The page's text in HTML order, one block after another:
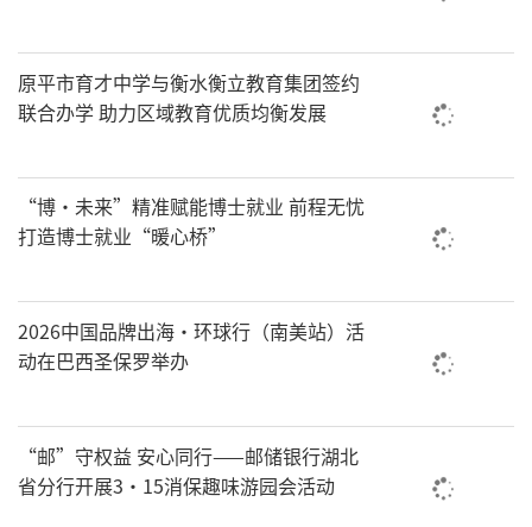
​原平市育才中学与衡水衡立教育集团签约
联合办学 助力区域教育优质均衡发展
“博·未来”精准赋能博士就业 前程无忧
打造博士就业“暖心桥”
2026中国品牌出海·环球行（南美站）活
动在巴西圣保罗举办
“邮”守权益 安心同行——邮储银行湖北
省分行开展3·15消保趣味游园会活动